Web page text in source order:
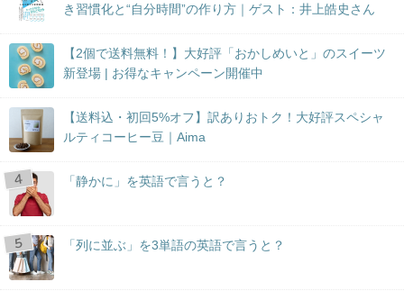
き習慣化と“自分時間”の作り方｜ゲスト：井上皓史さん
【2個で送料無料！】大好評「おかしめいと」のスイーツ
新登場 | お得なキャンペーン開催中
【送料込・初回5%オフ】訳ありおトク！大好評スペシャ
ルティコーヒー豆｜Aima
「静かに」を英語で言うと？
「列に並ぶ」を3単語の英語で言うと？